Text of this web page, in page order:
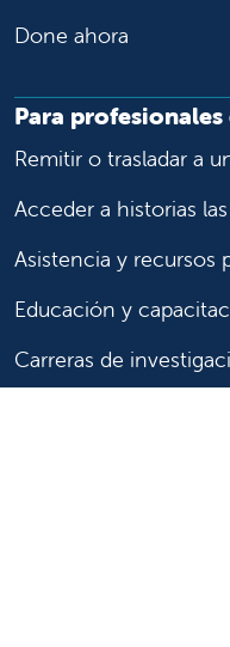
Done ahora
Para profesionales
Remitir o trasladar a
Acceder a historias
Asistencia y recursos
Educación y
Carreras de